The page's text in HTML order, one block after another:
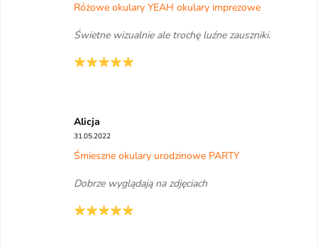
Różowe okulary YEAH okulary imprezowe
Świetne wizualnie ale trochę luźne zauszniki.
Alicja
31.05.2022
Śmieszne okulary urodzinowe PARTY
Dobrze wyglądają na zdjęciach